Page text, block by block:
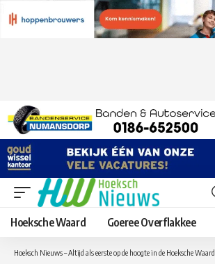
Hoeksche Waard Goeree Overflakkee
Hoeksch Nieuws – Altijd als eerste op de hoogte in de Hoeksche Waard